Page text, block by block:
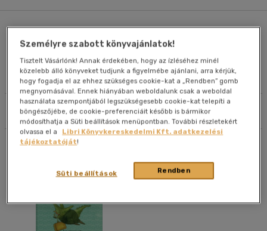
Művei
Szűrés Rendezés
Eladott darabszám szerint csökkenő
Eladott darabszám szerint növekvő
Cím szerint A-Z
Szerző szerint A-Z
Megjelenítés
20 db / oldal
Alkalmaz
Személyre szabott könyvajánlatok!
Tisztelt Vásárlónk! Annak érdekében, hogy az ízléséhez minél
közelebb álló könyveket tudjunk a figyelmébe ajánlani, arra kérjük,
hogy fogadja el az ehhez szükséges cookie-kat a „Rendben” gomb
megnyomásával. Ennek hiányában weboldalunk csak a weboldal
használata szempontjából legszükségesebb cookie-kat telepíti a
böngészőjébe, de cookie-preferenciáit később is bármikor
módosíthatja a Süti beállítások menüpontban. További részletekért
olvassa el a
Libri Könyvkereskedelmi Kft. adatkezelési
tájékoztatóját!
Rendben
Süti beállítások